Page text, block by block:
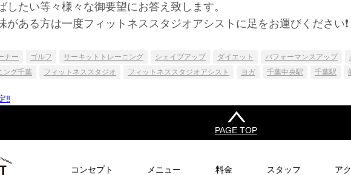
したい等々様々な御要望にお答え致します。
がある方は一度フィットネススタジオアシストに足をお運びください❗️
ナー ゴルフ サーキットトレーニング シェイプアップ ダイエット パフォーマンスアップ
ング千葉
フィットネススタジオ フィットネススタジオアシスト ヨガ 千葉中央駅 千葉駅
‼️
PAGE TOP
コンセプト メニュー 料金 スタッフ ア